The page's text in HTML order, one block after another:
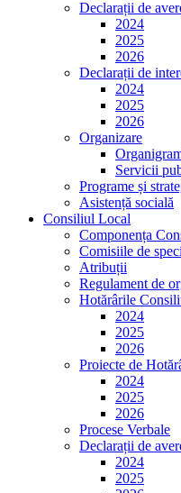
Declarații de
2024
2025
2026
Declarații de
2024
2025
2026
Organizare
Servicii
Programe și
Asistență socială
Consiliul Local
Componența
Comisiile de
Atribuții
Regulament de
Hotărârile
2024
2025
2026
Proiecte de
2024
2025
2026
Procese Verbale
Declarații de
2024
2025